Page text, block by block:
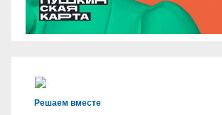
Решаем вместе